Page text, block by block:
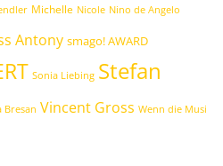
Michelle Nicole Nino de Angelo
Antony smago! AWARD
Sonia Liebing Stefan
Bresan Vincent Gross Wenn die Musi